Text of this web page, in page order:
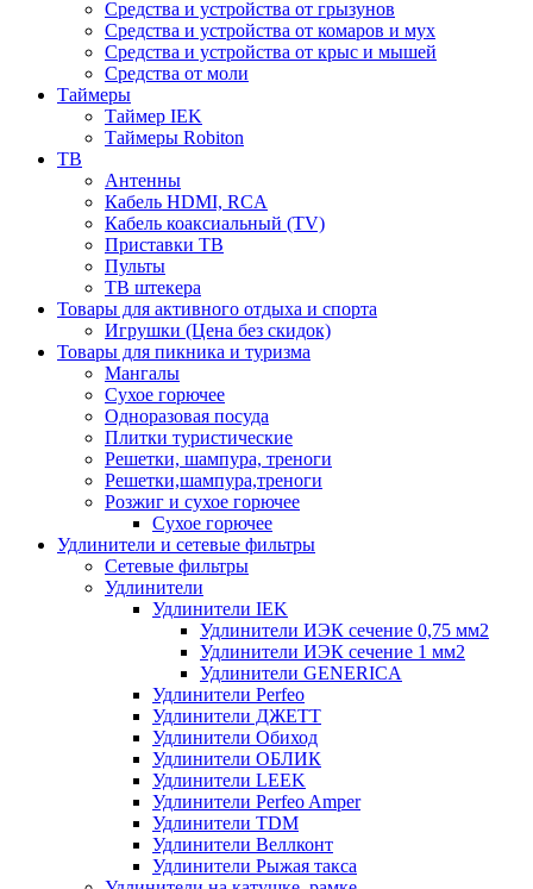
Средства и устройства от грызунов
Средства и устройства от комаров и мух
Средства и устройства от крыс и мышей
Средства от моли
Таймеры
Таймер IEK
Таймеры Robiton
ТВ
Антенны
Кабель HDMI, RCA
Кабель коаксиальный (TV)
Приставки ТВ
Пульты
ТВ штекера
Товары для активного отдыха и спорта
Игрушки (Цена без скидок)
Товары для пикника и туризма
Мангалы
Сухое горючее
Одноразовая посуда
Плитки туристические
Решетки, шампура, треноги
Решетки,шампура,треноги
Розжиг и сухое горючее
Сухое горючее
Удлинители и сетевые фильтры
Сетевые фильтры
Удлинители
Удлинители IEK
Удлинители ИЭК сечение 0,75 мм2
Удлинители ИЭК сечение 1 мм2
Удлинители GENERICA
Удлинители Perfeo
Удлинители ДЖЕТТ
Удлинители Обиход
Удлинители ОБЛИК
Удлинители LEEK
Удлинители Perfeo Amper
Удлинители TDM
Удлинители Веллконт
Удлинители Рыжая такса